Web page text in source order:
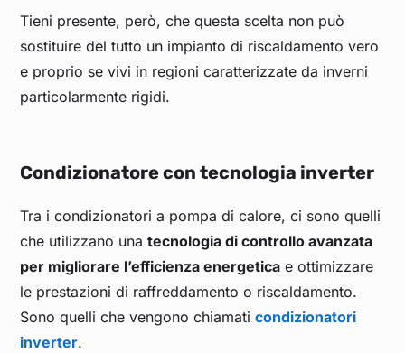
Tieni presente, però, che questa scelta non può
sostituire del tutto un impianto di riscaldamento vero
e proprio se vivi in regioni caratterizzate da inverni
particolarmente rigidi.
Condizionatore con tecnologia inverter
Tra i condizionatori a pompa di calore, ci sono quelli
che utilizzano unatecnologia di controllo avanzata
per migliorare l’efficienza energetica e ottimizzare
le prestazioni di raffreddamento o riscaldamento.
Sono quelli che vengono chiamaticondizionatori
inverter.